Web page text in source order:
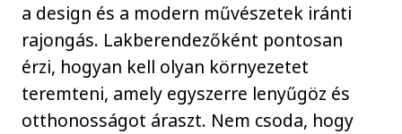
a design és a modern művészetek iránti
rajongás. Lakberendezőként pontosan
érzi, hogyan kell olyan környezetet
teremteni, amely egyszerre lenyűgöz és
otthonosságot áraszt. Nem csoda, hogy